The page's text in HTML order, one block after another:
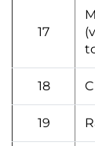
17
18
19